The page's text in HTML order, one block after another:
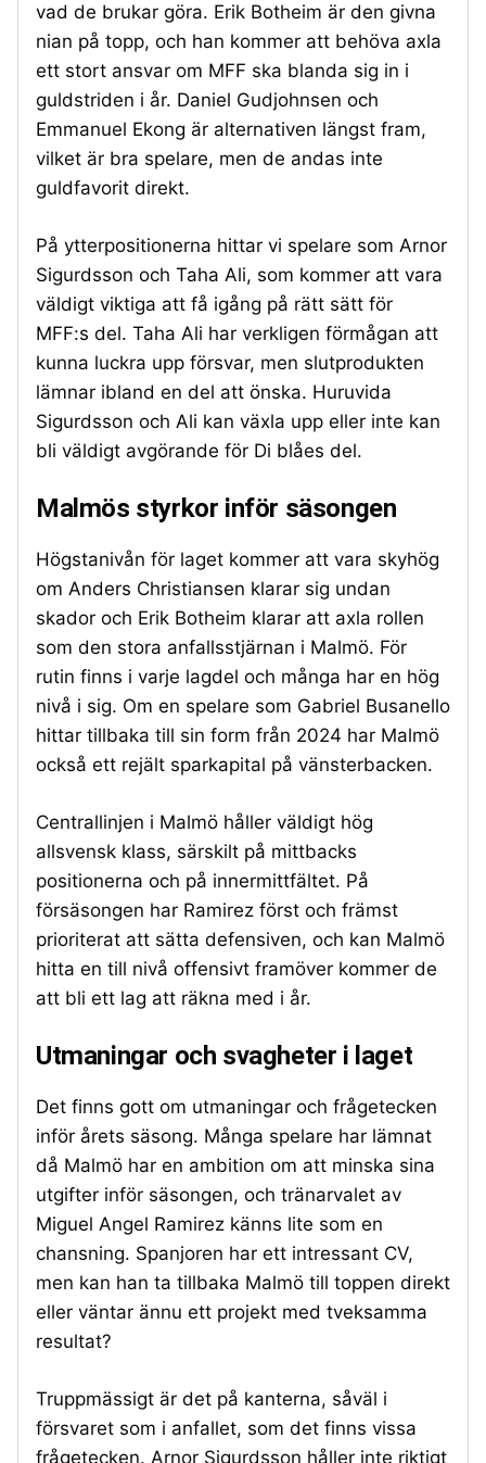
vad de brukar göra. Erik Botheim är den givna
nian på topp, och han kommer att behöva axla
ett stort ansvar om MFF ska blanda sig in i
guldstriden i år. Daniel Gudjohnsen och
Emmanuel Ekong är alternativen längst fram,
vilket är bra spelare, men de andas inte
guldfavorit direkt.
På ytterpositionerna hittar vi spelare som Arnor
Sigurdsson och Taha Ali, som kommer att vara
väldigt viktiga att få igång på rätt sätt för
MFF:s del. Taha Ali har verkligen förmågan att
kunna luckra upp försvar, men slutprodukten
lämnar ibland en del att önska. Huruvida
Sigurdsson och Ali kan växla upp eller inte kan
bli väldigt avgörande för Di blåes del.
Malmös styrkor inför säsongen
Högstanivån för laget kommer att vara skyhög
om Anders Christiansen klarar sig undan
skador och Erik Botheim klarar att axla rollen
som den stora anfallsstjärnan i Malmö. För
rutin finns i varje lagdel och många har en hög
nivå i sig. Om en spelare som Gabriel Busanello
hittar tillbaka till sin form från 2024 har Malmö
också ett rejält sparkapital på vänsterbacken.
Centrallinjen i Malmö håller väldigt hög
allsvensk klass, särskilt på mittbacks
positionerna och på innermittfältet. På
försäsongen har Ramirez först och främst
prioriterat att sätta defensiven, och kan Malmö
hitta en till nivå offensivt framöver kommer de
att bli ett lag att räkna med i år.
Utmaningar och svagheter i laget
Det finns gott om utmaningar och frågetecken
inför årets säsong. Många spelare har lämnat
då Malmö har en ambition om att minska sina
utgifter inför säsongen, och tränarvalet av
Miguel Angel Ramirez känns lite som en
chansning. Spanjoren har ett intressant CV,
men kan han ta tillbaka Malmö till toppen direkt
eller väntar ännu ett projekt med tveksamma
resultat?
Truppmässigt är det på kanterna, såväl i
försvaret som i anfallet, som det finns vissa
frågetecken. Arnor Sigurdsson håller inte riktigt